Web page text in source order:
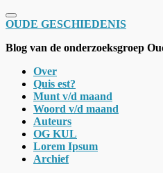
Schakel navigatie
OUDE GESCHIEDENIS
Blog van de onderzoeksgroep
Over
Quis est?
Munt v/d maand
Woord v/d maand
Auteurs
OG KUL
Lorem Ipsum
Archief